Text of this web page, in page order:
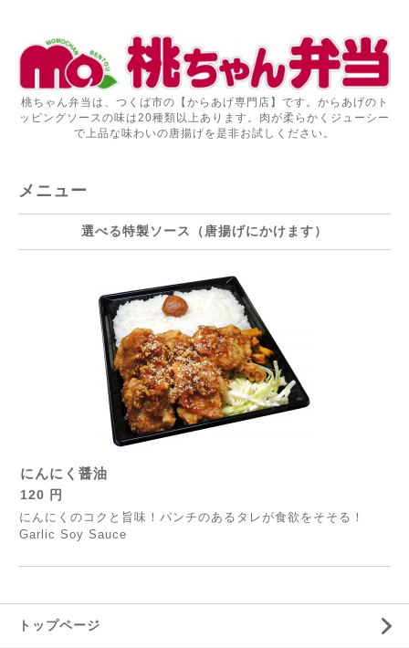
桃ちゃん弁当は、つくば市の【からあげ専門店】です。からあげのト
ッピングソースの味は20種類以上あります。肉が柔らかくジューシー
で上品な味わいの唐揚げを是非お試しください。
メニュー
選べる特製ソース（唐揚げにかけます）
にんにく醤油
120 円
にんにくのコクと旨味！パンチのあるタレが食欲をそそる！
Garlic Soy Sauce
トップページ